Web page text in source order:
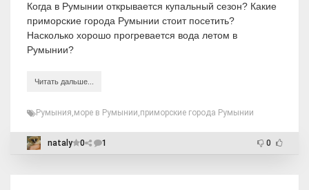
Когда в Румынии открывается купальный сезон? Какие
приморские города Румынии стоит посетить?
Насколько хорошо прогревается вода летом в
Румынии?
Читать дальше...
Румыния,море в Румынии,приморские города Румынии
nataly 0 1 0